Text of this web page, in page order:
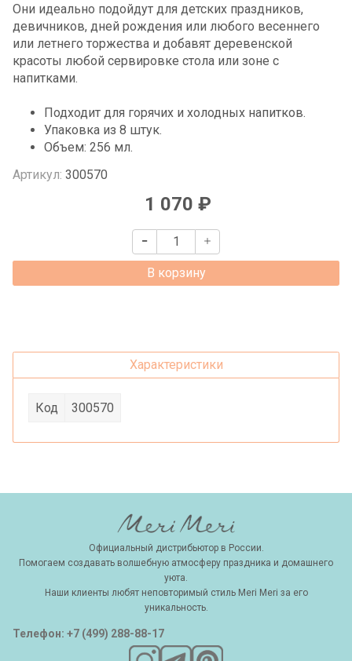
Они идеально подойдут для детских праздников,
девичников, дней рождения или любого весеннего
или летнего торжества и добавят деревенской
красоты любой сервировке стола или зоне с
напитками.
Подходит для горячих и холодных напитков.
Упаковка из 8 штук.
Объем: 256 мл.
Артикул: 300570
1 070 ₽
В корзину
Характеристики
Код 300570
Официальный дистрибьютор в России.
Помогаем создавать волшебную атмосферу праздника и домашнего
уюта.
Наши клиенты любят неповторимый стиль Meri Meri за его
уникальность.
Телефон: +7 (499) 288-88-17